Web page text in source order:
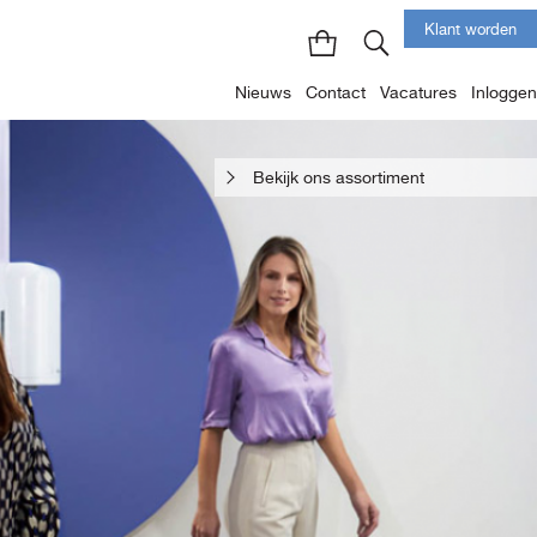
Nieuws Contact Vacatures Inloggen
Klant worden
Bekijk ons assortiment